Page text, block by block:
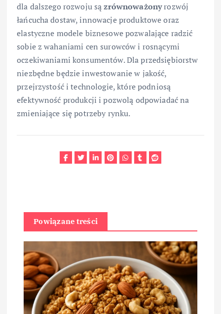
dla dalszego rozwoju sązrównoważonyrozwój
łańcucha dostaw, innowacje produktowe oraz
elastyczne modele biznesowe pozwalające radzić
sobie z wahaniami cen surowców i rosnącymi
oczekiwaniami konsumentów. Dla przedsiębiorstw
niezbędne będzie inwestowanie w jakość,
przejrzystość i technologie, które podniosą
efektywność produkcji i pozwolą odpowiadać na
zmieniające się potrzeby rynku.
Powiązane treści